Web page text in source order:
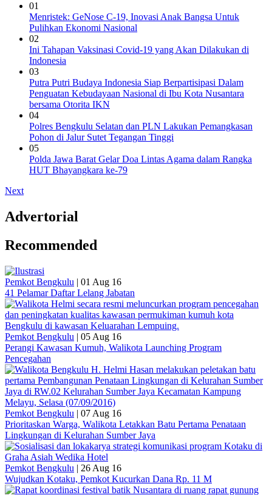
01
Menristek: GeNose C-19, Inovasi Anak Bangsa Untuk
Pulihkan Ekonomi Nasional
02
Ini Tahapan Vaksinasi Covid-19 yang Akan Dilakukan di
Indonesia
03
‎Putra Putri Budaya Indonesia Siap Berpartisipasi Dalam
Penguatan Kebudayaan Nasional di Ibu Kota Nusantara
bersama Otorita IKN
04
Polres Bengkulu Selatan dan PLN Lakukan Pemangkasan
Pohon di Jalur Sutet Tegangan Tinggi
05
Polda Jawa Barat Gelar Doa Lintas Agama dalam Rangka
HUT Bhayangkara ke-79
Next
Advertorial
Recommended
Pemkot Bengkulu | 01 Aug 16
41 Pelamar Daftar Lelang Jabatan
Pemkot Bengkulu | 05 Aug 16
Perangi Kawasan Kumuh, Walikota Launching Program
Pencegahan
Pemkot Bengkulu | 07 Aug 16
Prioritaskan Warga, Walikota Letakkan Batu Pertama Penataan
Lingkungan di Kelurahan Sumber Jaya
Pemkot Bengkulu | 26 Aug 16
Wujudkan Kotaku, Pemkot Kucurkan Dana Rp. 11 M